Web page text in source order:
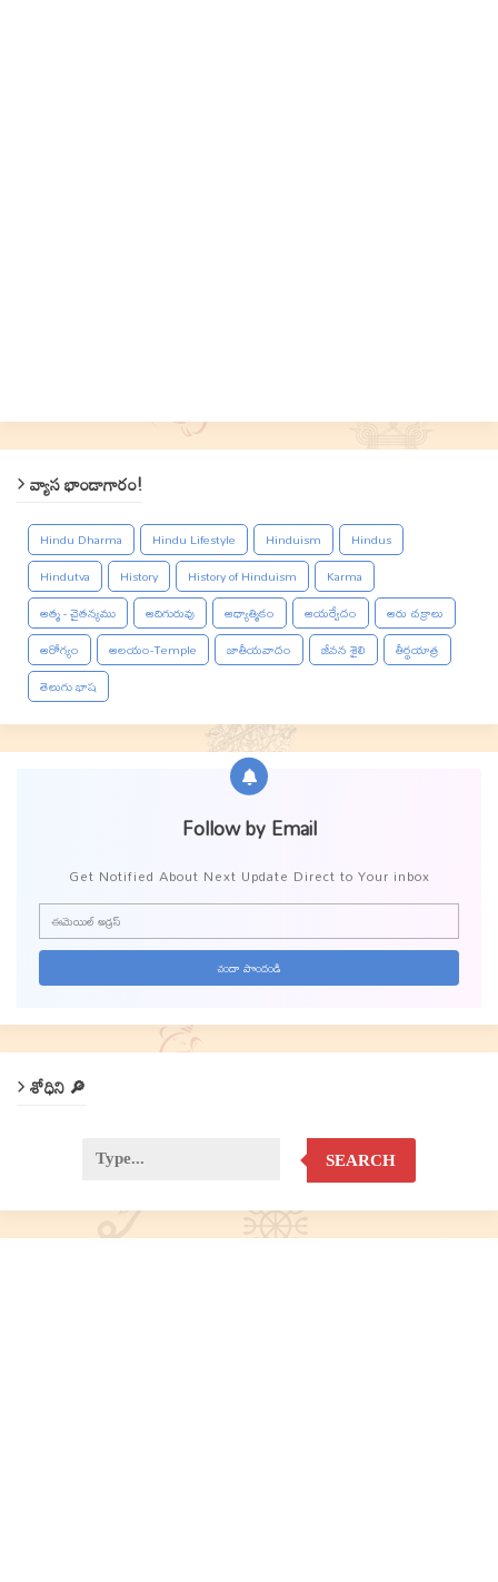
వ్యాస భాండాగారం!
Hindu Dharma Hindu Lifestyle Hinduism
Hindus
Hindutva
History History of Hinduism
Karma
ఆత్మ - చైతన్యము
ఆదిగురువు ఆధ్యాత్మికం ఆయర్వేదం
ఆరు చక్రాలు
ఆరోగ్యం
ఆలయం-Temple జాతీయవాదం జీవన శైలి
తీర్థయాత్ర
తెలుగు భాష
Follow by Email
Get Notified About Next Update Direct to Your inbox
శోధిని 🔎
SEARCH